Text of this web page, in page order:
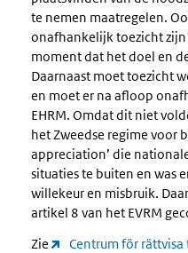
te nemen maatregelen.
onafhankelijk toezicht
moment dat het doel en
Daarnaast moet toezicht
en moet er na afloop
EHRM. Omdat dit niet
het Zweedse regime voor
appreciation’ die
situaties te buiten en was
willekeur en misbruik.
artikel 8 van het EVRM
Zie
Centrum för rättvisa